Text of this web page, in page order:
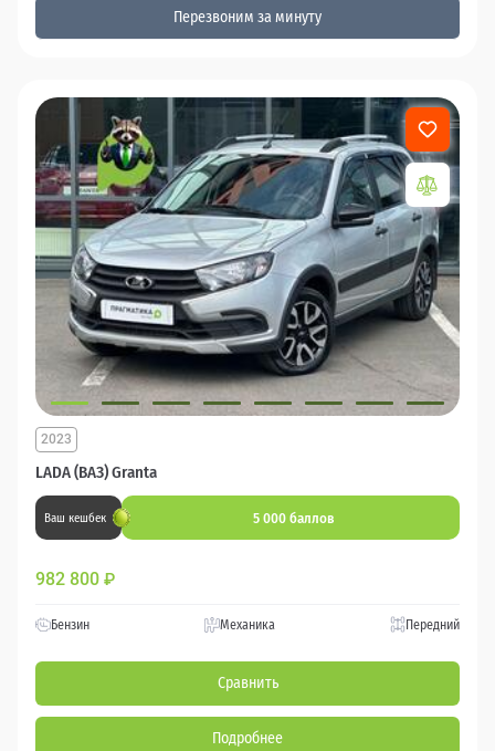
Перезвоним за минуту
LADA (ВАЗ) Granta
2023
Ваш кешбек 5 000 баллов
982 800 ₽
Бензин Механика Передний
Сравнить
Подробнее